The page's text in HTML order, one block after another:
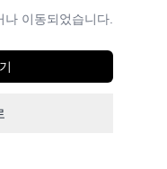
이동되었습니다.